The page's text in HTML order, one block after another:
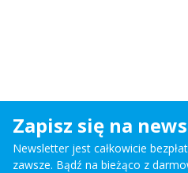
Zapisz się na
Newsletter jest całkowicie
zawsze. Bądź na bieżąco z